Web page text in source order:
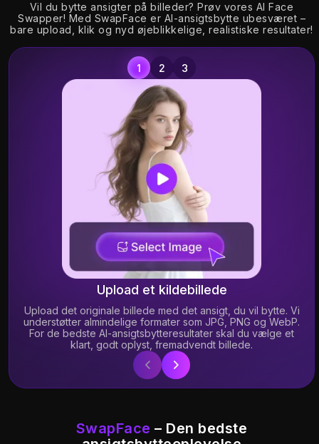
11.31K
14.41K 7.41K
Vil du bytte ansigter på billeder? Prøv vores AI Face
Swapper! Med SwapFace er AI-ansigtsbytte ubesværet –
bare upload, klik og nyd øjeblikkelige, realistiske resultater!
Upload et kildebillede
Upload det originale billede med det ansigt, du vil bytte. Vi
understøtter almindelige formater som JPG, PNG og WebP.
For de bedste AI-ansigtsbytteresultater skal du vælge et
klart, godt oplyst, fremadvendt billede.
SwapFace – Den bedste